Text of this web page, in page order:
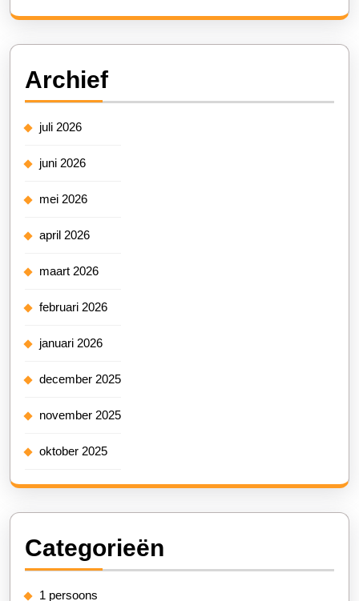
Archief
juli 2026
juni 2026
mei 2026
april 2026
maart 2026
februari 2026
januari 2026
december 2025
november 2025
oktober 2025
Categorieën
1 persoons